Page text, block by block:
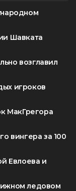
Шавката
возглавил
игроков
МакГрегора
вингера за 100
Евлоева и
ледовом